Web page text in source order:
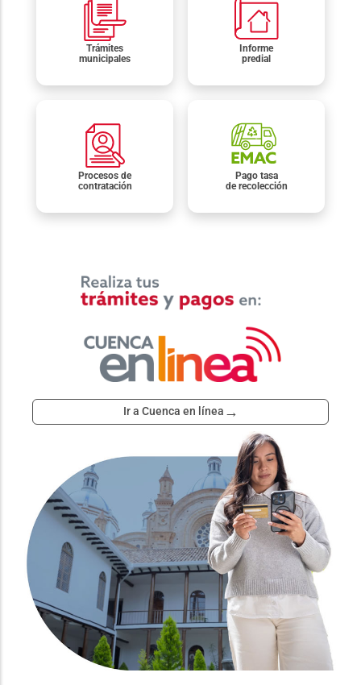
Trámites
municipales
Informe
predial
Procesos de
contratación
Pago tasa
de recolección
Ir a Cuenca en línea →